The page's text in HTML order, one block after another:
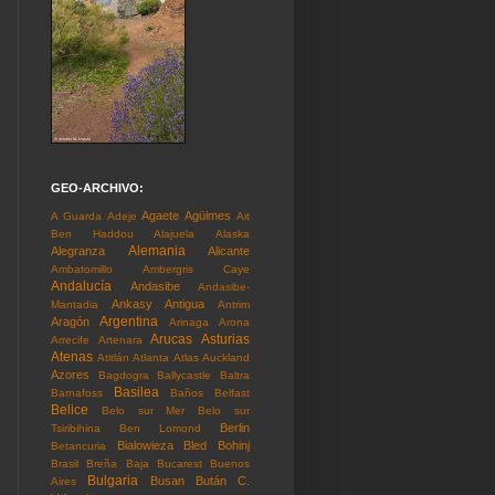
GEO-ARCHIVO:
A Guarda Adeje Agaete Agüimes Ait
Ben Haddou
Alajuela Alaska
Alegranza Alemania Alicante
Ambatomillo Ambergris Caye
Andalucía Andasibe
Andasibe-
Mantadia
Ankasy Antigua Antrim
Aragón Argentina Arinaga
Arona
Arrecife
Artenara Arucas Asturias
Atenas Atitlán Atlanta Atlas Auckland
Azores Bagdogra Ballycastle
Baltra
Barnafoss
Basilea Baños Belfast
Belice Belo sur Mer
Belo sur
Tsiribihina
Ben Lomond Berlin
Betancuria Bialowieza Bled Bohinj
Brasil Breña Baja Bucarest
Buenos
Aires
Bulgaria Busan Bután
C.